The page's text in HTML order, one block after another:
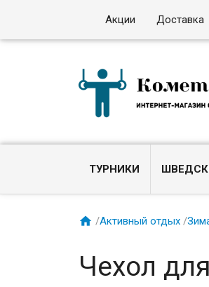
Акции Доставка
ТУРНИКИ
 /Активный отдых /
Чехол